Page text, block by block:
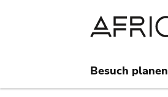
Besuch planen